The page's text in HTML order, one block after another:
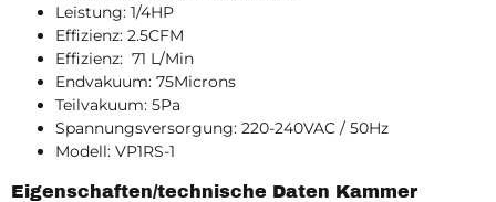
Leistung: 1/4HP
Effizienz: 2.5CFM
Effizienz: 71 L/Min
Endvakuum: 75Microns
Teilvakuum: 5Pa
Spannungsversorgung: 220-240VAC / 50Hz
Modell: VP1RS-1
Eigenschaften/technische Daten Kammer